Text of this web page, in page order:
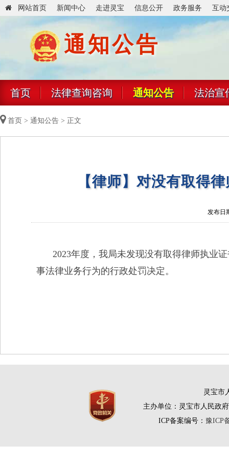
网站首页 新闻中心 走进灵宝 信息公开 政务服务 互动
通知公告
首页 法律查询咨询 通知公告 法治宣
首页 > 通知公告 > 正文
【律师】对没有取得
发布日
2023年度，我局未发现没有取得律师执业
事法律业务行为的行政处罚决定。
灵宝市
主办单位：灵宝市人民政
ICP备案编号： 豫ICP